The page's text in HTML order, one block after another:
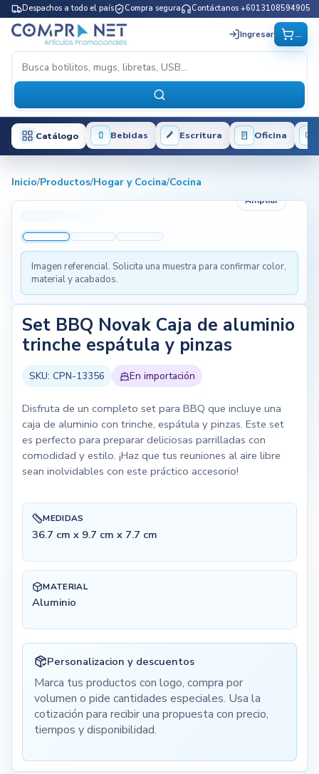
Despachos a todo el país Compra segura Contáctanos +6013108594905
Ingresar ...
Catálogo Bebidas Escritura Oficina
Inicio/Productos/Hogar y Cocina/Cocina
Ampliar
Imagen referencial. Solicita una muestra para confirmar color,
material y acabados.
Set BBQ Novak Caja de aluminio
trinche espátula y pinzas
SKU: CPN-13356 En importación
Disfruta de un completo set para BBQ que incluye una
caja de aluminio con trinche, espátula y pinzas. Este set
es perfecto para preparar deliciosas parrilladas con
comodidad y estilo. ¡Haz que tus reuniones al aire libre
sean inolvidables con este práctico accesorio!
MEDIDAS
36.7 cm x 9.7 cm x 7.7 cm
MATERIAL
Aluminio
Personalizacion y descuentos
Marca tus productos con logo, compra por
volumen o pide cantidades especiales. Usa la
cotización para recibir una propuesta con precio,
tiempos y disponibilidad.